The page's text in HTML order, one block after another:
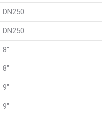
DN250
DN250
8″
8″
9″
9″